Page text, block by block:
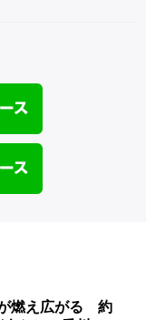
燃え広がる 約